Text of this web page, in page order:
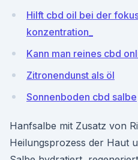
Hilft cbd oil bei der
konzentration_
Kann man reines cbd
Zitronendunst als öl
Sonnenboden cbd salbe
Hanfsalbe mit Zusatz von
Heilungsprozess der Haut